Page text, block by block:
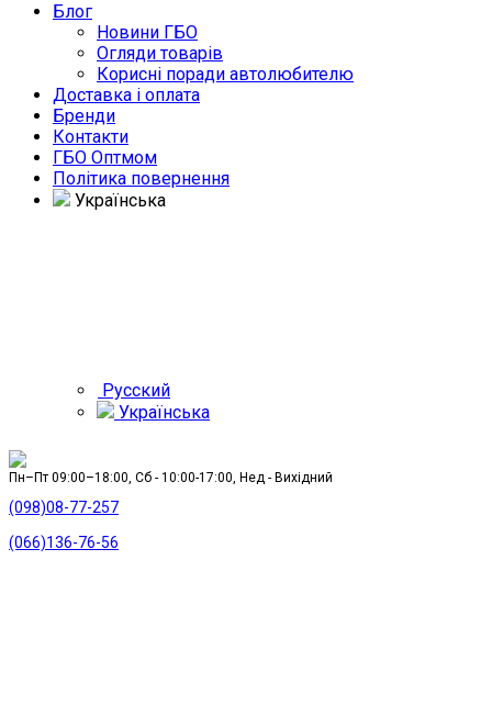
Блог
Новини ГБО
Огляди товарів
Корисні поради автолюбителю
Доставка і оплата
Бренди
Контакти
ГБО Оптмом
Політика повернення
Українська
Русский
Українська
Пн–Пт 09:00–18:00, Сб - 10:00-17:00, Нед - Вихідний
(098)08-77-257
(066)136-76-56